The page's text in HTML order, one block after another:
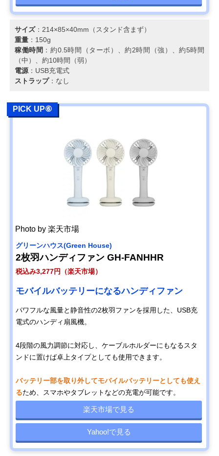
サイズ：214×85×40mm（スタンド含まず）
重量 ：150g
稼働時間 ：約0.5時間（ターボ）、約2時間（強）、約5時間
（中）、約10時間（弱）
電源 ：USB充電式
ストラップ：なし
PICK UP⑥
Photo by 楽天市場
グリーンハウス(Green House)
2枚羽ハンディファン GH-FANHHR
税込み3,277円（楽天市場）
モバイルバッテリーになるハンディファン
パワフルな風量と静音性の2枚羽ファンを採用した、USB充
電式のハンディ扇風機。
4段階の風力調節に対応し、ケーブルホルダーにもなるスタ
ンドに置けば卓上タイプとしても使用できます。
バッテリー部を取り外してモバイルバッテリーとしても使え
るため、スマホやタブレットなどの充電が可能です。
楽天市場で見る
Yahoo!で見る